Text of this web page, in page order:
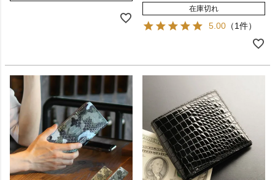
在庫切れ
5.00 （1件）